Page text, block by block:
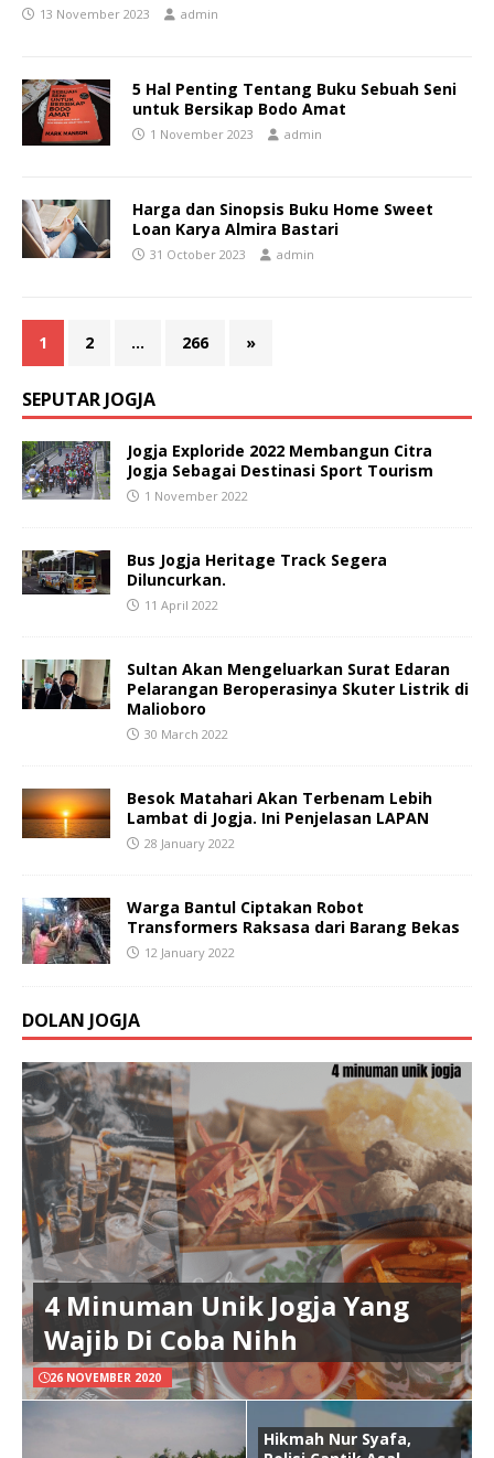
13 November 2023 admin
5 Hal Penting Tentang Buku Sebuah Seni
untuk Bersikap Bodo Amat
1 November 2023 admin
Harga dan Sinopsis Buku Home Sweet
Loan Karya Almira Bastari
31 October 2023 admin
1 2 … 266 »
SEPUTAR JOGJA
Jogja Exploride 2022 Membangun Citra
Jogja Sebagai Destinasi Sport Tourism
1 November 2022
Bus Jogja Heritage Track Segera
Diluncurkan.
11 April 2022
Sultan Akan Mengeluarkan Surat Edaran
Pelarangan Beroperasinya Skuter Listrik di
Malioboro
30 March 2022
Besok Matahari Akan Terbenam Lebih
Lambat di Jogja. Ini Penjelasan LAPAN
28 January 2022
Warga Bantul Ciptakan Robot
Transformers Raksasa dari Barang Bekas
12 January 2022
DOLAN JOGJA
4 Minuman Unik Jogja Yang
Wajib Di Coba Nihh
26 NOVEMBER 2020
Hikmah Nur Syafa,